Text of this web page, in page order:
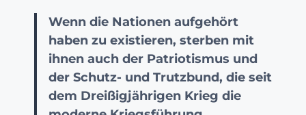
Wenn die Nationen aufgehört
haben zu existieren, sterben mit
ihnen auch der Patriotismus und
der Schutz- und Trutzbund, die seit
dem Dreißigjährigen Krieg die